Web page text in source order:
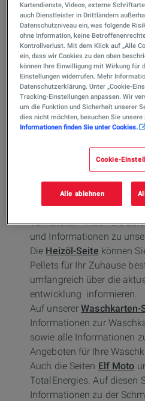
Webseiten, welche die
Services des Unternehmens
unterschiedliche
Kunden bereitstellen.
Unter der RubrikÜber uns
vor und beinhaltet
Bewerber.
DieServices-Seitestellt
Außerdem finden Sie auf
Tankstellenfinder,
viele weitere nützliche
Tankstellen-Seite
ist
Magazin. Neben
Tankstellen finden Sie
und Informationen zu
Die Heizöl-Seite können
Pellets für Ihr Zuhause
umfangreich über die
entwicklung informieren.
Auf unsererWaschkarten-
Informationen zur
sowie alle Informationen
Angeboten für Ihre
Auch die Seiten Elf Moto
TotalEnergies. Auf diesen
Informationen zu der
Kartendienste, Videos, externe
auch Dienstleister in Drittländern
Datenschutzniveau ein, was folgende
ohne Information, keine
Kontrollverlust. Mit dem Klick auf „Alle
ein, dass wir Cookies zu den oben
können Ihre Einwilligung mit Wirkung für
Einstellungen widerrufen. Mehr
Datenschutzerklärung. Unter „Cookie-
Tracking-Einstellungen anpassen. Wir
um die Funktion und Sicherheit unserer
dies nicht möchten, besuchen Sie
Informationen finden Sie unter Cookies.
Cookie-
Alle ablehnen